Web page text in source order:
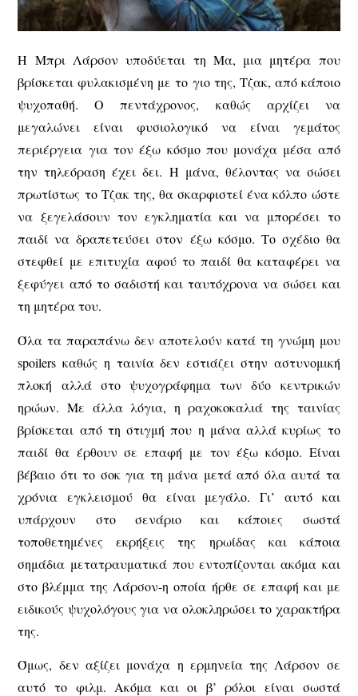
Η Μπρι Λάρσον υποδύεται τη Μα, μια μητέρα που
βρίσκεται φυλακισμένη με το γιο της, Τζακ, από κάποιο
ψυχοπαθή. Ο πεντάχρονος, καθώς αρχίζει να
μεγαλώνει είναι φυσιολογικό να είναι γεμάτος
περιέργεια για τον έξω κόσμο που μονάχα μέσα από
την τηλεόραση έχει δει. Η μάνα, θέλοντας να σώσει
πρωτίστως το Τζακ της, θα σκαρφιστεί ένα κόλπο ώστε
να ξεγελάσουν τον εγκληματία και να μπορέσει το
παιδί να δραπετεύσει στον έξω κόσμο. Το σχέδιο θα
στεφθεί με επιτυχία αφού το παιδί θα καταφέρει να
ξεφύγει από το σαδιστή και ταυτόχρονα να σώσει και
τη μητέρα του.
Όλα τα παραπάνω δεν αποτελούν κατά τη γνώμη μου
spoilers καθώς η ταινία δεν εστιάζει στην αστυνομική
πλοκή αλλά στο ψυχογράφημα των δύο κεντρικών
ηρώων. Με άλλα λόγια, η ραχοκοκαλιά της ταινίας
βρίσκεται από τη στιγμή που η μάνα αλλά κυρίως το
παιδί θα έρθουν σε επαφή με τον έξω κόσμο. Είναι
βέβαιο ότι το σοκ για τη μάνα μετά από όλα αυτά τα
χρόνια εγκλεισμού θα είναι μεγάλο. Γι’ αυτό και
υπάρχουν στο σενάριο και κάποιες σωστά
τοποθετημένες εκρήξεις της ηρωίδας και κάποια
σημάδια μετατραυματικά που εντοπίζονται ακόμα και
στο βλέμμα της Λάρσον-η οποία ήρθε σε επαφή και με
ειδικούς ψυχολόγους για να ολοκληρώσει το χαρακτήρα
της.
Όμως, δεν αξίζει μονάχα η ερμηνεία της Λάρσον σε
αυτό το φιλμ. Ακόμα και οι β’ ρόλοι είναι σωστά